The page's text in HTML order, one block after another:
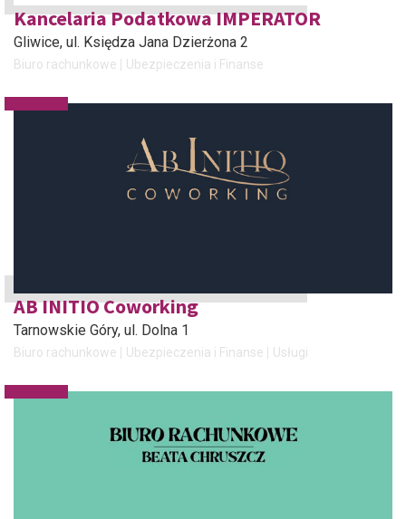
Kancelaria Podatkowa IMPERATOR
Gliwice, ul. Księdza Jana Dzierżona 2
Biuro rachunkowe Ubezpieczenia i Finanse
AB INITIO Coworking
Tarnowskie Góry, ul. Dolna 1
Biuro rachunkowe Ubezpieczenia i Finanse Usługi